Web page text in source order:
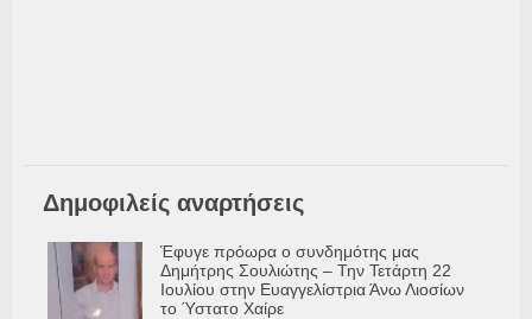
Δημοφιλείς αναρτήσεις
Έφυγε πρόωρα ο συνδημότης μας
Δημήτρης Σουλιώτης – Την Τετάρτη 22
Ιουλίου στην Ευαγγελίστρια Άνω Λιοσίων
το Ύστατο Χαίρε